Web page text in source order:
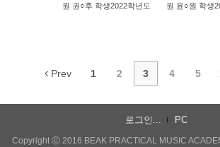
원 권○후 학생2022학년도
원 윤○원 학생
Prev 1 2 3 4 5
로그인... PC
Copyright ⓒ 2016 BEAK PRACTICAL MUSIC